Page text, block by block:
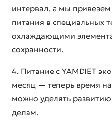
интервал, а мы
питания в специальных
охлаждающими
сохранности.
4. Питание с YAMDIET
месяц — теперь время
можно уделять
делам.